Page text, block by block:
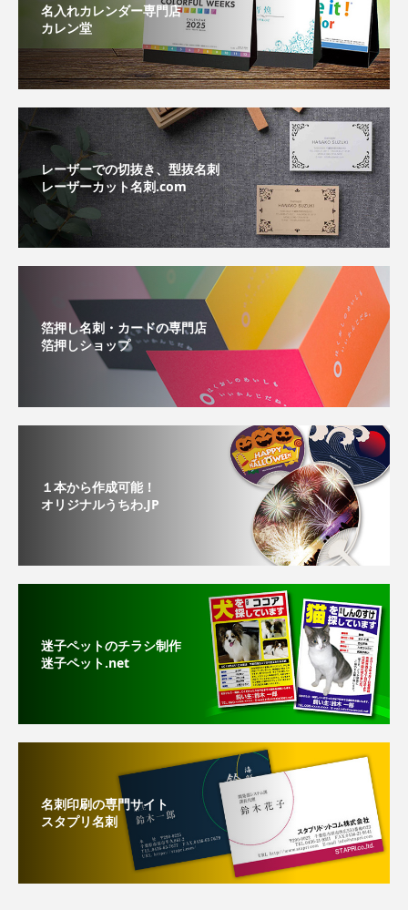
名入れカレンダー専門店
カレン堂
レーザーでの切抜き、型抜名刺
レーザーカット名刺.com
箔押し名刺・カードの専門店
箔押しショップ
１本から作成可能！
オリジナルうちわ.JP
迷子ペットのチラシ制作
迷子ペット.net
名刺印刷の専門サイト
スタプリ名刺